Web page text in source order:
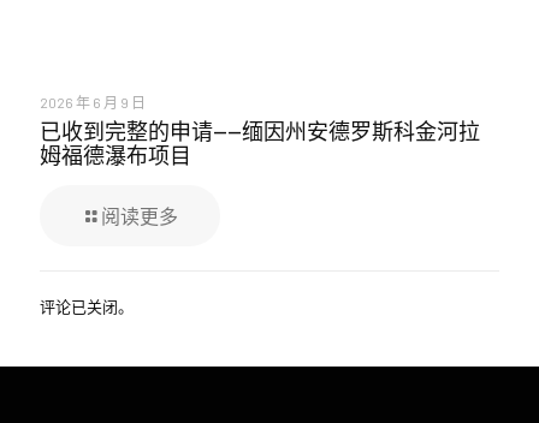
2026 年 6 月 9 日
已收到完整的申请——缅因州安德罗斯科金河拉
姆福德瀑布项目
阅读更多
评论已关闭。